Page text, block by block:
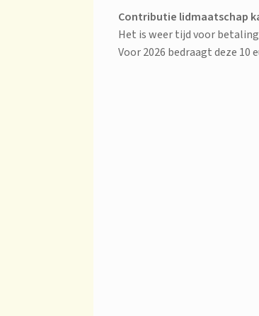
Contributie lidmaatschap
Het is weer tijd voor
Voor 2026 bedraagt deze 10